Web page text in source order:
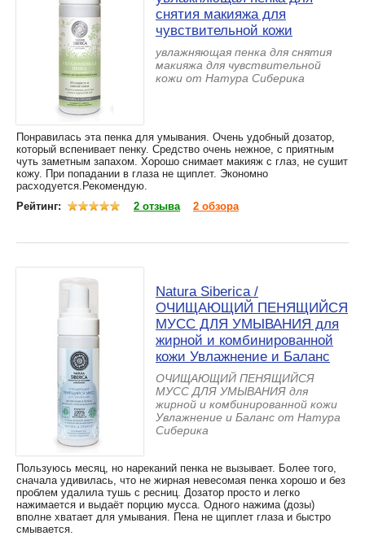
снятия макияжа для
чувствительной кожи
увлажняющая пенка для снятия
макияжа для чувствительной
кожи от Натура Сиберика
Понравилась эта пенка для умывания. Очень удобный дозатор,
который вспенивает пенку. Средство очень нежное, с приятным
чуть заметным запахом. Хорошо снимает макияж с глаз, не сушит
кожу. При попадании в глаза не щиплет. Экономно
расходуется.Рекомендую.
Рейтинг:
2 отзыва 2 обзора
Natura Siberica /
ОЧИЩАЮЩИЙ ПЕНЯЩИЙСЯ
МУСС ДЛЯ УМЫВАНИЯ для
жирной и комбинированной
кожи Увлажнение и Баланс
ОЧИЩАЮЩИЙ ПЕНЯЩИЙСЯ
МУСС ДЛЯ УМЫВАНИЯ для
жирной и комбинированной кожи
Увлажнение и Баланс от Натура
Сиберика
Пользуюсь месяц, но нареканий пенка не вызывает. Более того,
сначала удивилась, что не жирная невесомая пенка хорошо и без
проблем удалила тушь с ресниц. Дозатор просто и легко
нажимается и выдаёт порцию мусса. Одного нажима (дозы)
вполне хватает для умывания. Пена не щиплет глаза и быстро
смывается.